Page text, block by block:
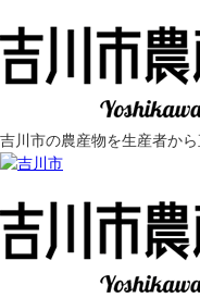
吉川市の農産物を生産者から